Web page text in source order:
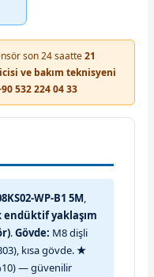
son 24 saatte21
ve bakım teknisyeni
532 224 04 33
WP-B1 5M,
endüktif yaklaşım
.Gövde: M8 dişli
kısa gövde.★
— güvenilir